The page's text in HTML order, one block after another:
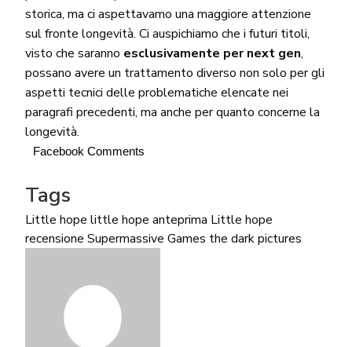
storica, ma ci aspettavamo una maggiore attenzione
sul fronte longevità. Ci auspichiamo che i futuri titoli,
visto che saranno esclusivamente per next gen,
possano avere un trattamento diverso non solo per gli
aspetti tecnici delle problematiche elencate nei
paragrafi precedenti, ma anche per quanto concerne la
longevità.
Facebook Comments
Tags
Little hope little hope anteprima Little hope
recensione Supermassive Games the dark pictures